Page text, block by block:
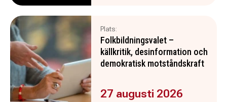
Plats:
Folkbildningsvalet –
källkritik, desinformation och
demokratisk motståndskraft
Evenemanget är :
27 augusti 2026